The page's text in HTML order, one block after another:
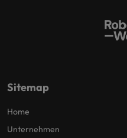
Sitemap
Home
Unternehmen